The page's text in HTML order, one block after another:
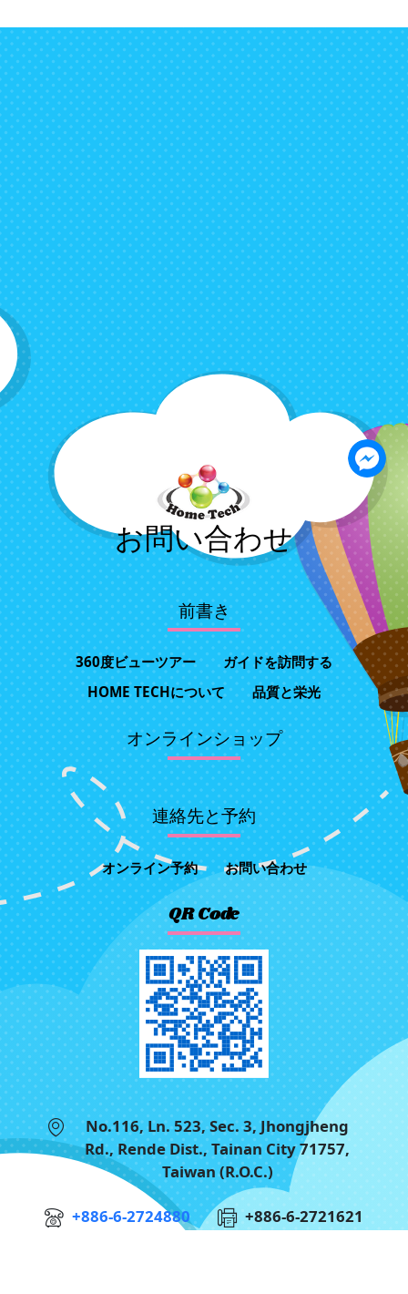
お問い合わせ
前書き
360度ビューツアー
ガイドを訪問する
HOME TECHについて
品質と栄光
オンラインショップ
連絡先と予約
オンライン予約 お問い合わせ
QR Code
No.116, Ln. 523, Sec. 3, Jhongjheng
Rd., Rende Dist., Tainan City 71757,
Taiwan (R.O.C.)
+886-6-2724880 +886-6-2721621